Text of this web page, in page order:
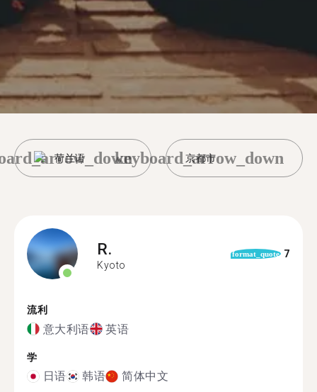
荷兰语 京都市
keyboard_arrow_down
R.
Kyoto
format_quote 7
流利
意大利语 英语
学
日语 韩语 简体中文